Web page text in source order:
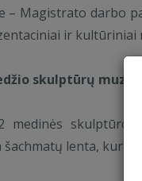
– Magistrato darbo
ir
skulptūrų
medinės
šachmatų lenta, kuri